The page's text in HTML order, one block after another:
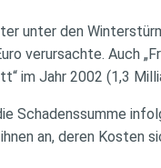
unter den
verursachte. Auch
im Jahr 2002 (1,3
Schadenssumme
an, deren Kosten